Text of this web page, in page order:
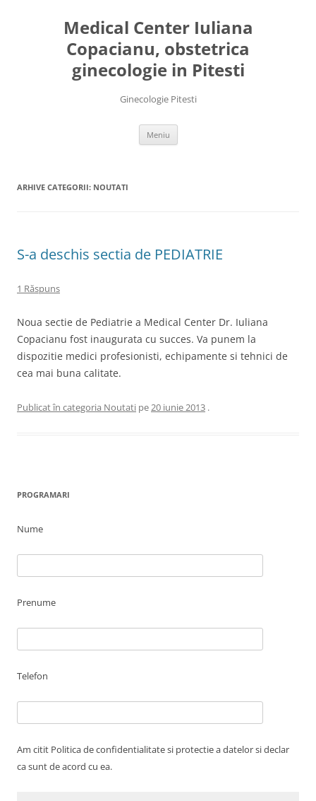
Medical Center Iuliana
Copacianu, obstetrica
ginecologie in Pitesti
Ginecologie Pitesti
Meniu Sari
conținut
ARHIVE CATEGORII: NOUTATI
S-a deschis sectia de PEDIATRIE
1 Răspuns
Noua sectie de Pediatrie a Medical Center Dr. Iuliana
Copacianu fost inaugurata cu succes. Va punem la
dispozitie medici profesionisti, echipamente si tehnici de
cea mai buna calitate.
Publicat în categoria Noutati pe20 iunie 2013 .
PROGRAMARI
Nume
Prenume
Telefon
Am citit Politica de confidentialitate si protectie a datelor si declar
ca sunt de acord cu ea.